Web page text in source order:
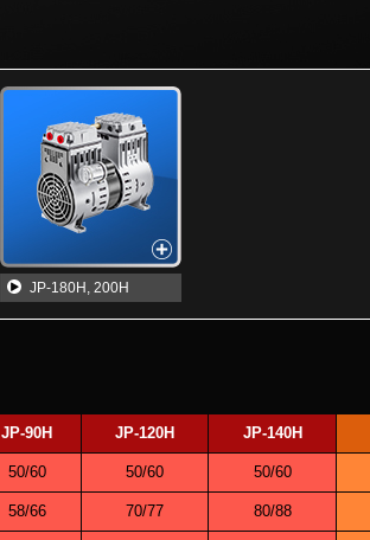
JP-180H, 200H
JP-90H JP-120H JP-140H
50/60 50/60 50/60
58/66 70/77 80/88